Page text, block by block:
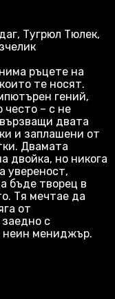
Тугрюл Тюлек,
ръцете на
те носят.
гений,
често – с не
двата
и заплашени от
Двамата
двойка, но никога
увереност,
бъде творец в
Тя мечтае да
от
с
неин мениджър.